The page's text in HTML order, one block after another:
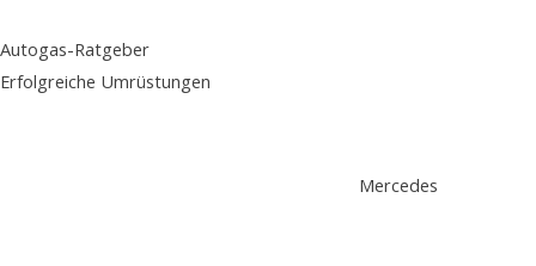
Autogas-Ratgeber
Erfolgreiche Umrüstungen
Mercedes